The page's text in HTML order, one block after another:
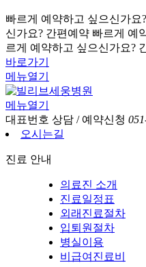
빠르게 예약하고 싶으신가요
신가요? 간편예약 빠르게 예
르게 예약하고 싶으신가요?
바로가기
메뉴열기
메뉴열기
대표번호 상담 / 예약신청
오시는길
진료 안내
의료진 소개
진료일정표
외래진료절차
입퇴원절차
병실이용
비급여진료비